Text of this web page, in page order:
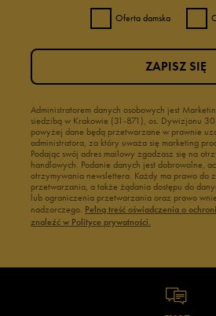
Oferta damska
Administratorem danych osobowych jest
siedzibą w Krakowie (31-871), os. Dywizjonu
powyżej dane będą przetwarzane w prawnie
administratora, za który uważa się marketing
Podając swój adres mailowy zgadzasz się na
handlowych. Podanie danych jest dobrowolne,
otrzymywania newslettera. Każdy ma prawo do
przetwarzania, a także żądania dostępu do
lub ograniczenia przetwarzania oraz prawo
nadzorczego. Pełną treść oświadczenia o
znaleźć w Polityce prywatności.
ZAPISZ SIĘ